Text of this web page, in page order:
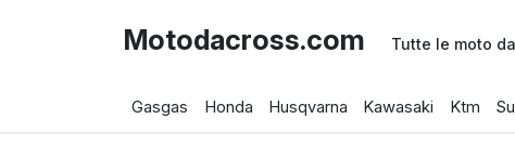
Motodacross.com Tutte le moto
Gasgas Honda Husqvarna Kawasaki Ktm